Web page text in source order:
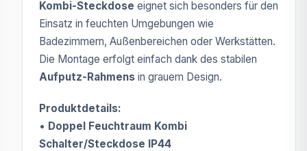
Kombi-Steckdose eignet sich besonders für den
Einsatz in feuchten Umgebungen wie
Badezimmern, Außenbereichen oder Werkstätten.
Die Montage erfolgt einfach dank des stabilen
Aufputz-Rahmens in grauem Design.
Produktdetails:
• Doppel Feuchtraum Kombi
Schalter/Steckdose IP44